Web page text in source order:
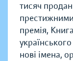
тисяч
премія,
нові імена,